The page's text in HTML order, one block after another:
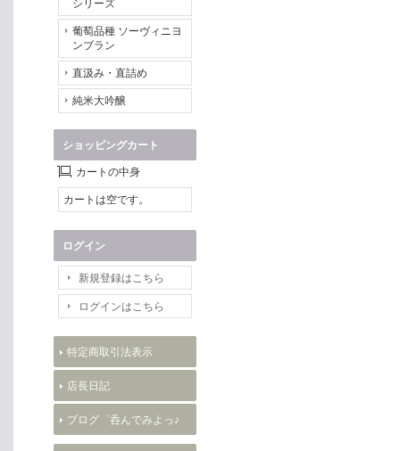
シリーズ
葡萄品種 ソーヴィニヨ
ンブラン
直汲み・直詰め
純米大吟醸
ショッピングカート
カートの中身
カートは空です。
ログイン
新規登録はこちら
ログインはこちら
特定商取引法表示
店長日記
ブログ゜呑んでみよっ♪